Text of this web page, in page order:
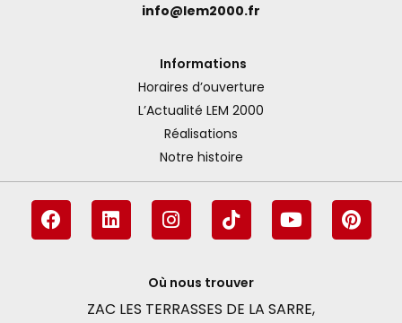
info@lem2000.fr
Informations
Horaires d’ouverture
L’Actualité LEM 2000
Réalisations
Notre histoire
F
a
c
L
i
n
d
I
n
s
a
g
T
i
k
o
k
Y
o
u
b
P
i
n
Où nous trouver
ZAC LES TERRASSES DE LA SARRE,